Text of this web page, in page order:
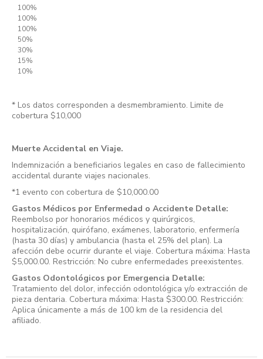
100%
100%
100%
50%
30%
15%
10%
* Los datos corresponden a desmembramiento. Limite de
cobertura $10,000
Muerte Accidental en Viaje.
Indemnización a beneficiarios legales en caso de fallecimiento
accidental durante viajes nacionales.
*1 evento con cobertura de $10,000.00
Gastos Médicos por Enfermedad o Accidente Detalle:
Reembolso por honorarios médicos y quirúrgicos,
hospitalización, quirófano, exámenes, laboratorio, enfermería
(hasta 30 días) y ambulancia (hasta el 25% del plan). La
afección debe ocurrir durante el viaje. Cobertura máxima: Hasta
$5,000.00. Restricción: No cubre enfermedades preexistentes.
Gastos Odontológicos por Emergencia Detalle:
Tratamiento del dolor, infección odontológica y/o extracción de
pieza dentaria. Cobertura máxima: Hasta $300.00. Restricción:
Aplica únicamente a más de 100 km de la residencia del
afiliado.